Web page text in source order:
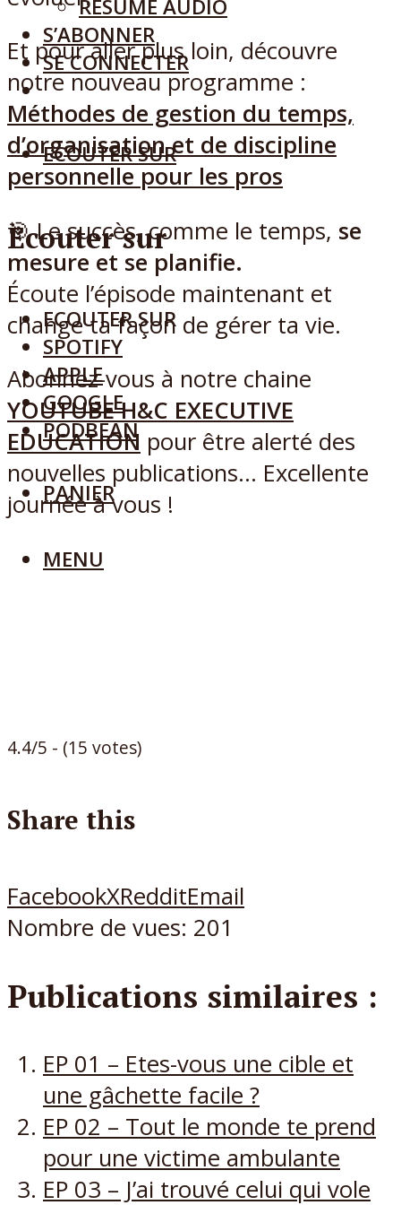
RÉSUMÉ AUDIO
S’ABONNER
SE CONNECTER
ECOUTER SUR
Ecouter sur
ECOUTER SUR
SPOTIFY
APPLE
GOOGLE
PODBEAN
PANIER
MENU
Et pour aller plus loin, découvre
notre nouveau programme :
Méthodes de gestion du temps,
d’organisation et de discipline
personnelle pour les pros
🎯 Le succès, comme le temps, se
mesure et se planifie.
Écoute l’épisode maintenant et
change ta façon de gérer ta vie.
Abonnez-vous à notre chaine
YOUTUBE H&C EXECUTIVE
EDUCATION pour être alerté des
nouvelles publications… Excellente
journée à vous !
4.4/5 - (15 votes)
Share this
FacebookXRedditEmail
Nombre de vues: 201
Publications similaires :
EP 01 – Etes-vous une cible et
une gâchette facile ?
EP 02 – Tout le monde te prend
pour une victime ambulante
EP 03 – J’ai trouvé celui qui vole